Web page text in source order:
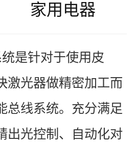
家用电器
是针对于使用皮
激光器做精密加工而
总线系统。充分满足
出光控制、自动化对